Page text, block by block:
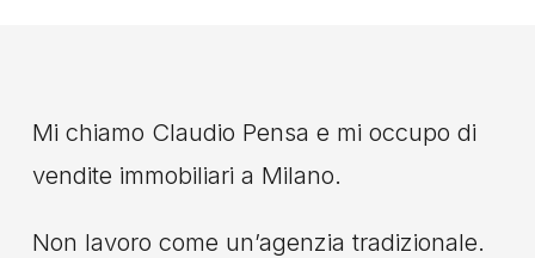
Mi chiamo Claudio Pensa e mi occupo di
vendite immobiliari a Milano.
Non lavoro come un’agenzia tradizionale.